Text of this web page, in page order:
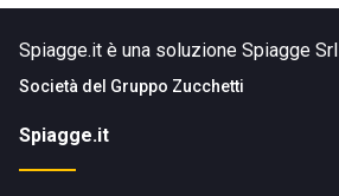
Spiagge.it è una soluzione Spiagge Srl
Società del Gruppo Zucchetti
Spiagge.it